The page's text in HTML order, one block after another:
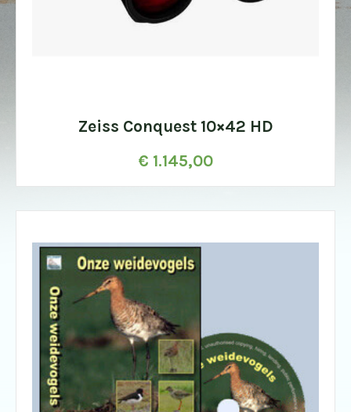
Zeiss Conquest 10×42 HD
€ 1.145,00